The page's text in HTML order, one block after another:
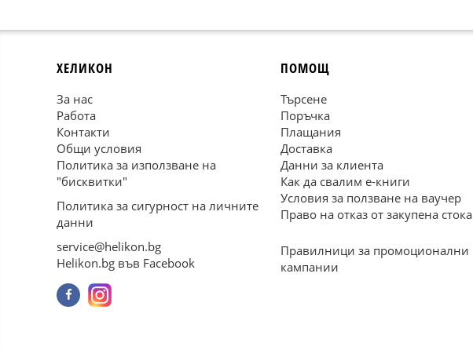
ХЕЛИКОН
За нас
Работа
Контакти
Общи условия
Политика за използване на
"бисквитки"
Политика за сигурност на личните
данни
service@helikon.bg
Helikon.bg във Facebook
ПОМОЩ
Търсене
Поръчка
Плащания
Доставка
Данни за клиента
Как да свалим е-книги
Условия за ползване на ваучер
Право на отказ от закупена стока
Правилници за промоционални
кампании